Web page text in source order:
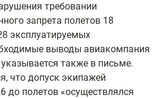
требовании
запрета полетов 18
эксплуатируемых
выводы авиакомпания
также в письме.
что допуск экипажей
до полетов «осуществлялся